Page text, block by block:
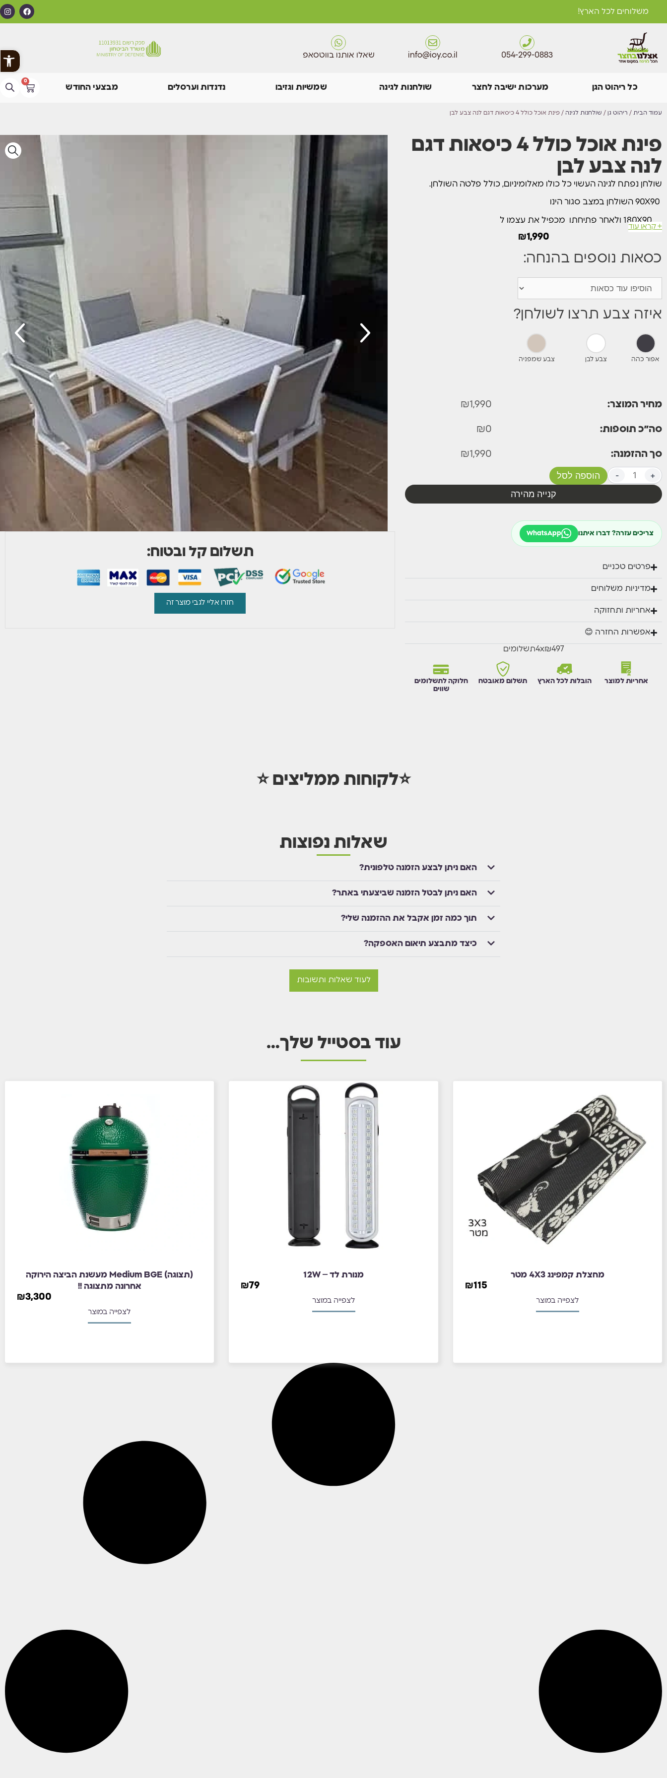
משלוחים לכל הארץ!
054-299-0883
info@ioy.co.il שאלו אותנו בווטסאפ
כל ריהוט הגן מערכות ישיבה לחצר שולחנות לגינה שמשיות וגזיבו נדנדות וערסלים מבצעי החודש
0
עמוד הבית / ריהוט גן / שולחנות לגינה / פינת אוכל כולל 4 כיסאות דגם לנה צבע לבן
פינת אוכל כולל 4 כיסאות דגם
לנה צבע לבן
שולחן נפתח לגינה העשוי כל כולו מאלומיניום, כולל פלטה השולחן.
בעל מנגנון הפתיחה פשוט ביותר ונוח מאוד לשימוש.
טקסליין כפול מרופד
+ קראו עוד
₪1,990
כסאות נוספים בהנחה:
איזה צבע תרצו לשולחן?
אפור כהה צבע לבן צבע שמפניה
מחיר המוצר: ₪1,990
סה״כ תוספות: ₪0
סך ההזמנה: ₪1,990
- +
הוספה לסל
קנייה מהירה
צריכים עזרה? דברו איתנו WhatsApp
פרטים טכניים
מדיניות משלוחים
אחריות ותחזוקה
אפשרות החזרה 😊
₪497
x
4תשלומים
אחריות למוצר הובלות לכל הארץ תשלום מאובטח
חלוקה לתשלומים
שווים
תשלום קל ובטוח:
חזרו אליי לגבי מוצר זה
⭐לקוחות ממליצים ⭐
שאלות נפוצות
האם ניתן לבצע הזמנה טלפונית?
האם ניתן לבטל הזמנה שביצעתי באתר?
תוך כמה זמן אקבל את ההזמנה שלי?
כיצד מתבצע תיאום האספקה?
לעוד שאלות ותשובות
עוד בסטייל שלך…
מחצלת קמפינג 4X3 מטר
₪115
לצפייה במוצר
מנורת לד – 12W
₪79
לצפייה במוצר
(תצוגה) Medium BGE מעשנת הביצה הירוקה
אחרונה מתצוגה !!
₪3,300
לצפייה במוצר